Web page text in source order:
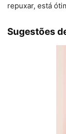
repuxar, está
Sugestões